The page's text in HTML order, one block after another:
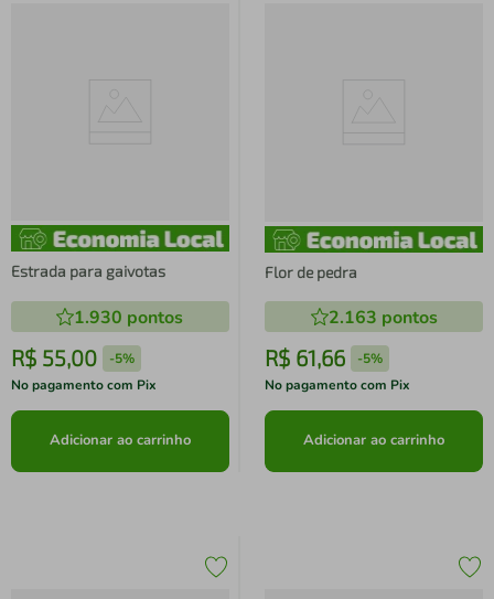
Estrada para gaivotas
1.930 pontos
R$ 55,00 -5%
No pagamento com Pix
Adicionar ao carrinho
Flor de pedra
2.163 pontos
R$ 61,66 -5%
No pagamento com Pix
Adicionar ao carrinho